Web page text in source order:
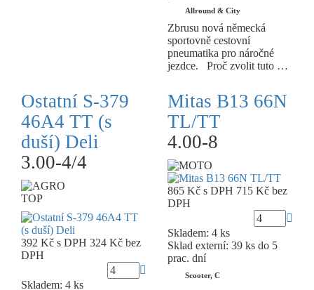
Allround & City
Zbrusu nová německá
sportovně cestovní
pneumatika pro náročné
jezdce. Proč zvolit tuto …
Ostatní S-379
46A4 TT (s
duší) Deli
3.00-4/4
TOP
392 Kč s DPH 324 Kč bez
DPH
Skladem: 4 ks
Mitas B13 66N
TL/TT
4.00-8
865 Kč s DPH 715 Kč bez
DPH
Skladem: 4 ks
Sklad externí: 39 ks do 5
prac. dní
Scooter, C